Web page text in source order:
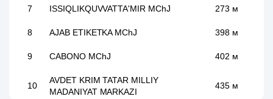
7 ISSIQLIKQUVVATTA'MIR MChJ 273 м
8 AJAB ETIKETKA MChJ 398 м
9 CABONO MChJ 402 м
10
AVDET KRIM TATAR MILLIY
MADANIYAT MARKAZI
435 м